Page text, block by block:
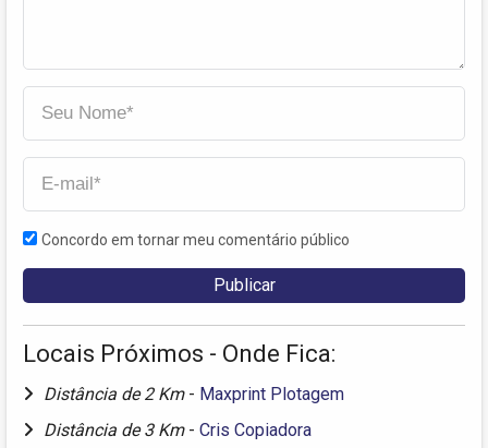
Concordo em tornar meu comentário público
Locais Próximos - Onde Fica:
Distância de 2 Km - Maxprint Plotagem
Distância de 3 Km - Cris Copiadora